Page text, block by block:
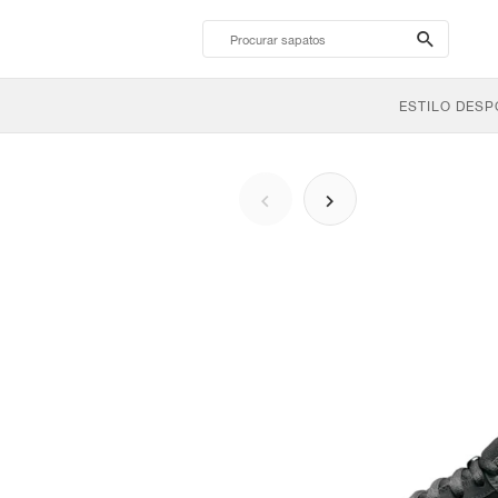
search-
btn
ESTILO